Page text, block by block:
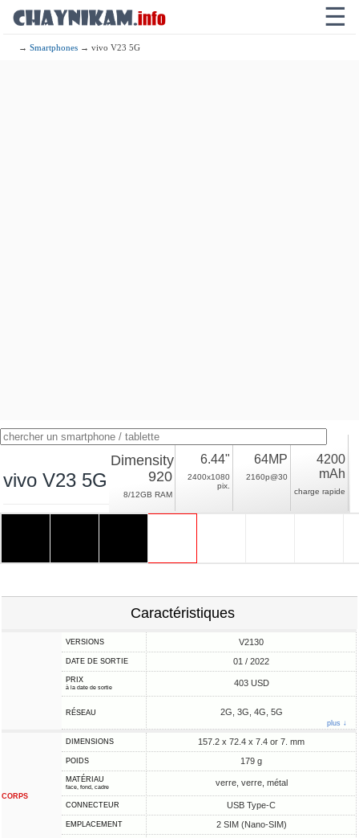
☰
→Smartphones → vivo V23 5G
vivo V23 5G
Dimensity
920
8/12GB RAM
6.44"
2400x1080
pix.
64MP
2160p@30
4200
mAh
charge rapide
Caractéristiques
VERSIONS V2130
DATE DE SORTIE 01 / 2022
PRIX
à la date de sortie 403 USD
RÉSEAU 2G, 3G, 4G, 5G
plus ↓
CORPS
DIMENSIONS 157.2 x 72.4 x 7.4 or 7. mm
POIDS 179 g
MATÉRIAU
face, fond, cadre verre, verre, métal
CONNECTEUR USB Type-C
EMPLACEMENT 2 SIM (Nano-SIM)